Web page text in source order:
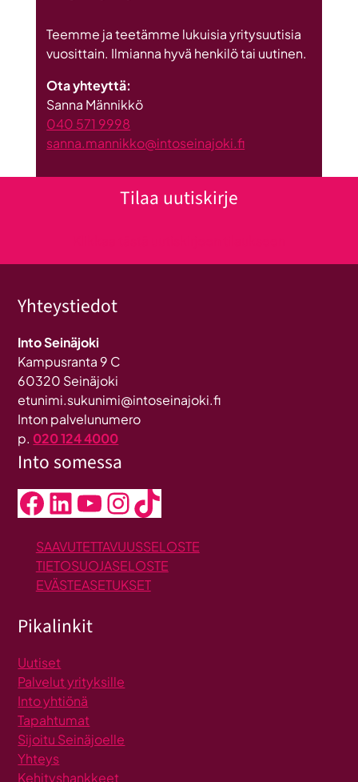
Teemme ja teetämme lukuisia yritysuutisia
vuosittain. Ilmianna hyvä henkilö tai uutinen.
Ota yhteyttä:
Sanna Männikkö
040 571 9998
sanna.mannikko@intoseinajoki.fi
Tilaa uutiskirje
Yhteystiedot
Into Seinäjoki
Kampusranta 9 C
60320 Seinäjoki
etunimi.sukunimi@intoseinajoki.fi
Inton palvelunumero
p. 020 124 4000
Into somessa
Facebook LinkedIn YouTube InstagramTikTok
SAAVUTETTAVUUSSELOSTE
TIETOSUOJASELOSTE
EVÄSTEASETUKSET
Pikalinkit
Uutiset
Palvelut yrityksille
Into yhtiönä
Tapahtumat
Sijoitu Seinäjoelle
Yhteys
Kehityshankkeet